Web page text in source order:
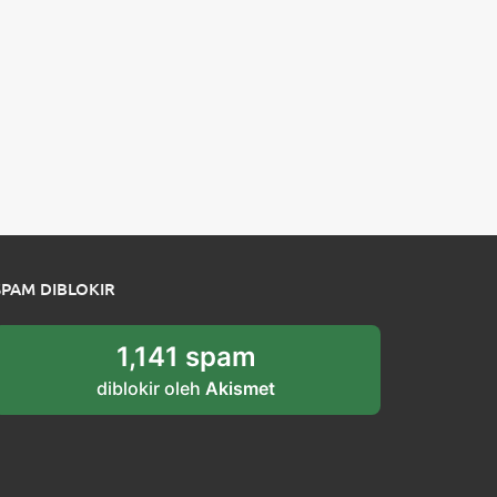
DIBLOKIR
1,141 spam
diblokir olehAkismet